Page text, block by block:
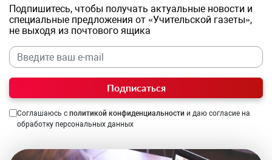
Подпишитесь, чтобы получать актуальные новости и
специальные предложения от «Учительской газеты»,
не выходя из почтового ящика
Подписаться
Соглашаюсь с политикой конфиденциальности и даю согласие на
обработку персональных данных